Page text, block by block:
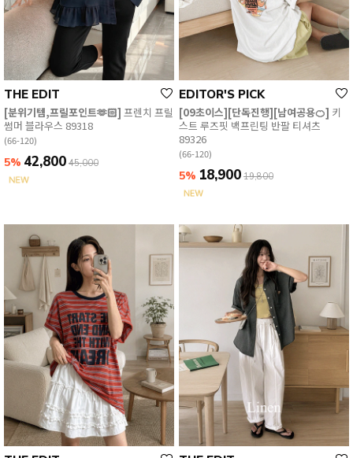
THE EDIT
[분위기템,프릴포인트🫶🏻] 프렌치 프릴
썸머 블라우스 89318
(66-120)
5% 42,800 45,000
EDITOR'S PICK
[09초이스][단독진행][남여공용🍊] 키
스트 루즈핏 백프린팅 반팔 티셔츠
89326
(66-120)
5% 18,900 19,800